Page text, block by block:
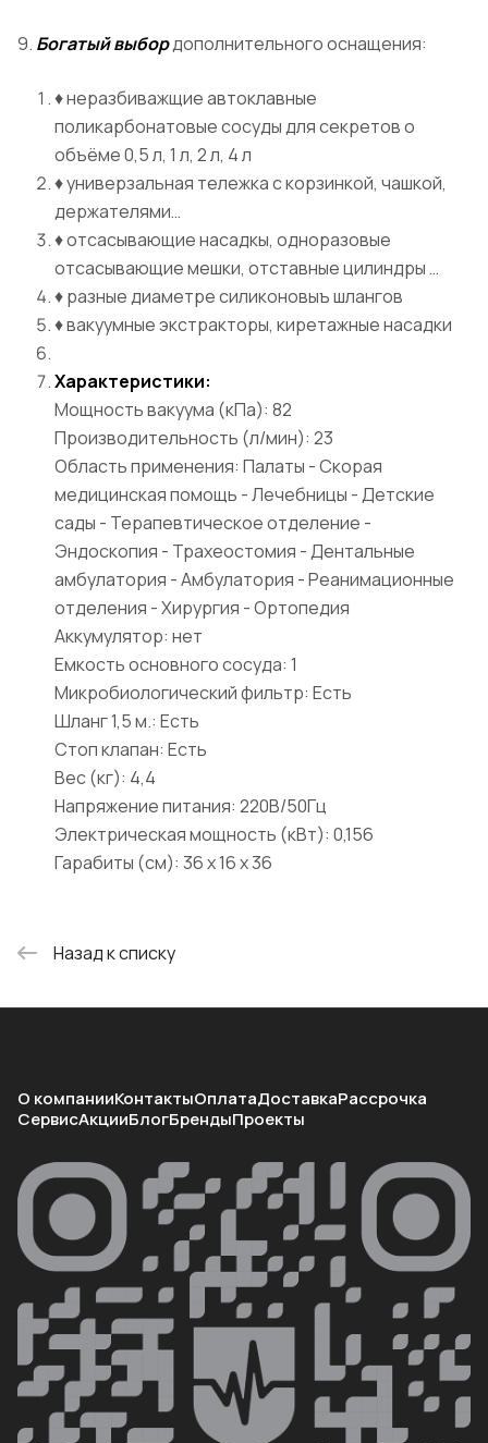
9. Богатый выбордополнительного оснащения:
♦ неразбиважщие автоклавные
поликарбонатовые сосуды для секретов о
объёме 0,5 л, 1 л, 2 л, 4 л
♦ универзальная тележка с корзинкой, чашкой,
держателями…
♦ отсасывающие насадкы, одноразовые
отсасывающие мешки, отставные цилиндры …
♦ разные диаметре силиконовыъ шлангов
♦ вакуумные экстракторы, киретажные насадки
Характеристики:
Мощность вакуума (кПа): 82
Производительность (л/мин): 23
Область применения: Палаты - Скорая
медицинская помощь - Лечебницы - Детские
сады - Терапевтическое отделение -
Эндоскопия - Трахеостомия - Дентальные
амбулатория - Амбулатория - Реанимационные
отделения - Хирургия - Ортопедия
Аккумулятор: нет
Емкость основного сосуда: 1
Микробиологический фильтр: Есть
Шланг 1,5 м.: Есть
Стоп клапан: Есть
Вес (кг): 4,4
Напряжение питания: 220В/50Гц
Электрическая мощность (кВт): 0,156
Гарабиты (см): 36 х 16 х 36
Назад к списку
О компанииКонтактыОплатаДоставкаРассрочка
СервисАкцииБлогБрендыПроекты